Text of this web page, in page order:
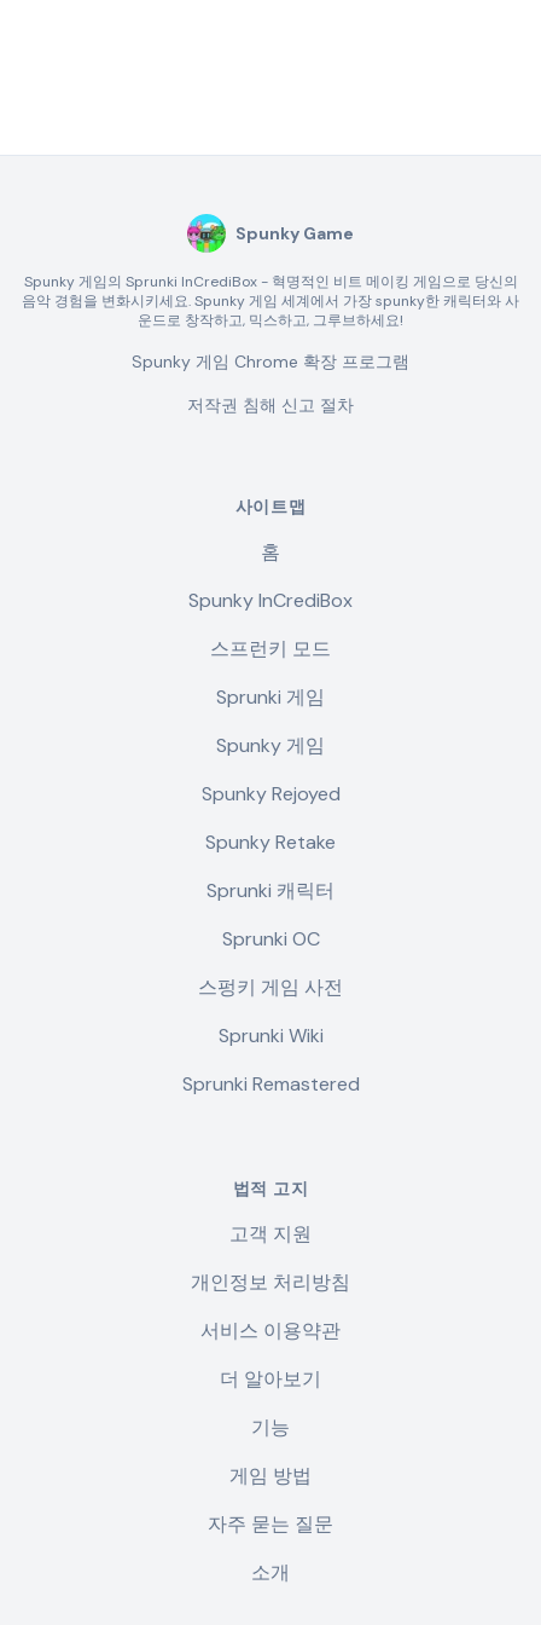
Spunky Game
Spunky 게임의 Sprunki InCrediBox - 혁명적인 비트 메이킹 게임으로 당신의
음악 경험을 변화시키세요. Spunky 게임 세계에서 가장 spunky한 캐릭터와 사
운드로 창작하고, 믹스하고, 그루브하세요!
Spunky 게임 Chrome 확장 프로그램
저작권 침해 신고 절차
사이트맵
홈
Spunky InCrediBox
스프런키 모드
Sprunki 게임
Spunky 게임
Spunky Rejoyed
Spunky Retake
Sprunki 캐릭터
Sprunki OC
스펑키 게임 사전
Sprunki Wiki
Sprunki Remastered
법적 고지
고객 지원
개인정보 처리방침
서비스 이용약관
더 알아보기
기능
게임 방법
자주 묻는 질문
소개